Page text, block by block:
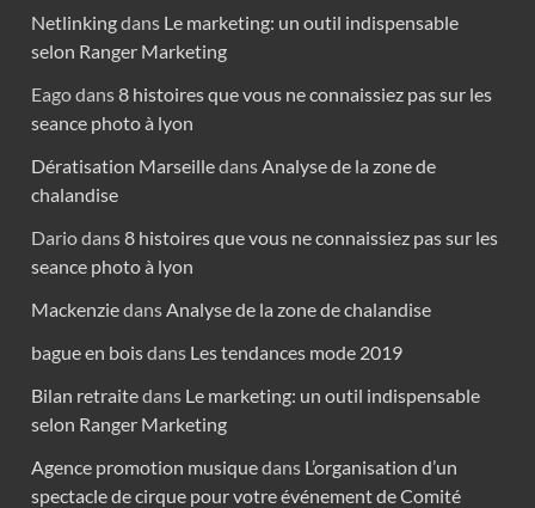
Netlinkingdans Le marketing: un outil indispensable
selon Ranger Marketing
Eagodans8 histoires que vous ne connaissiez pas sur les
seance photo à lyon
Dératisation Marseilledans Analyse de la zone de
chalandise
Dariodans8 histoires que vous ne connaissiez pas sur les
seance photo à lyon
Mackenziedans Analyse de la zone de chalandise
bague en boisdans Les tendances mode 2019
Bilan retraitedans Le marketing: un outil indispensable
selon Ranger Marketing
Agence promotion musiquedans L’organisation d’un
spectacle de cirque pour votre événement de Comité